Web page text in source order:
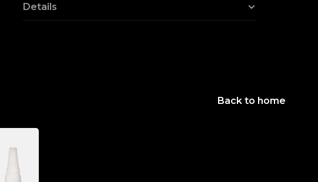
Details
Back to home